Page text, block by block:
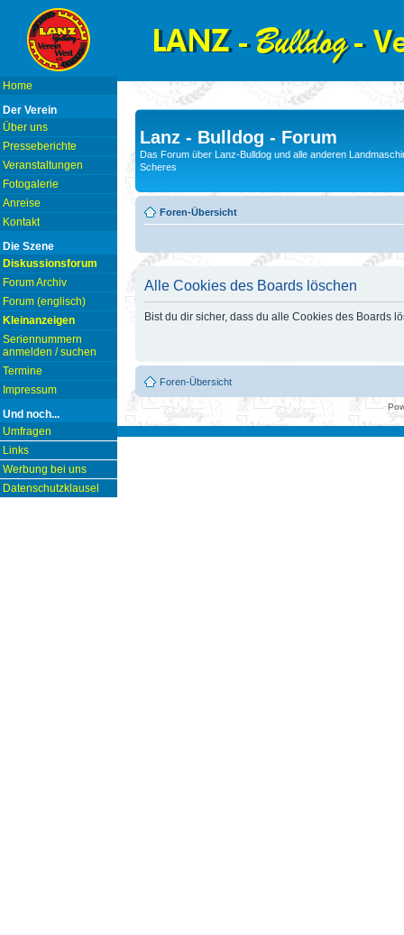
Home
Der Verein
Über uns
Presseberichte
Veranstaltungen
Fotogalerie
Anreise
Kontakt
Die Szene
Diskussionsforum
Forum Archiv
Forum (englisch)
Kleinanzeigen
Seriennummern
anmelden / suchen
Termine
Impressum
Und noch...
Umfragen
Links
Werbung bei uns
Datenschutzklausel
Lanz - Bulldog - Forum
Das Forum über Lanz-Bulldog und alle anderen
Scheres
Foren-Übersicht
Alle Cookies des Boards löschen
Bist du dir sicher, dass du alle Cookies des Boards
Foren-Übersicht